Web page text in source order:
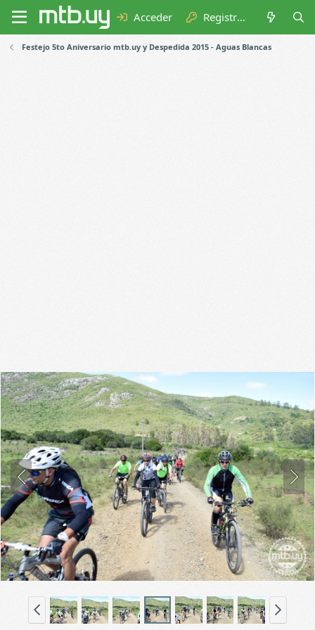
Acceder Registrarse
Festejo 5to Aniversario mtb.uy y Despedida 2015 - Aguas Blancas